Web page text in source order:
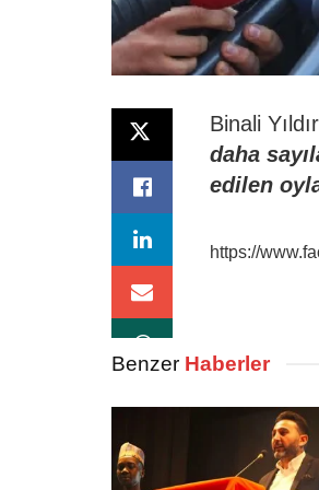
Binali
daha
edilen
https://
Benzer Haberler